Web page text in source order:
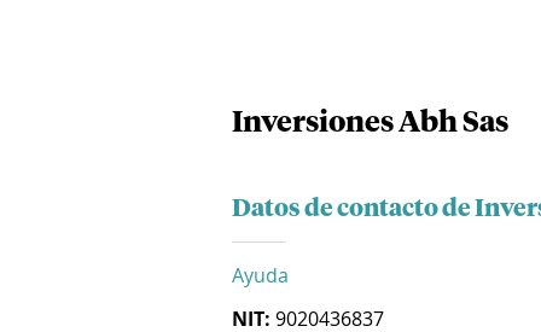
Inversiones Abh Sas
Datos de contacto de
Ayuda
NIT: 9020436837